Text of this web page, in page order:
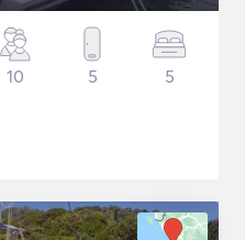
10 5 5